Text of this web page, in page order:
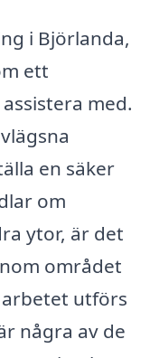
i Björlanda,
ett
med.
en säker
om
ytor, är det
området
utförs
några av de